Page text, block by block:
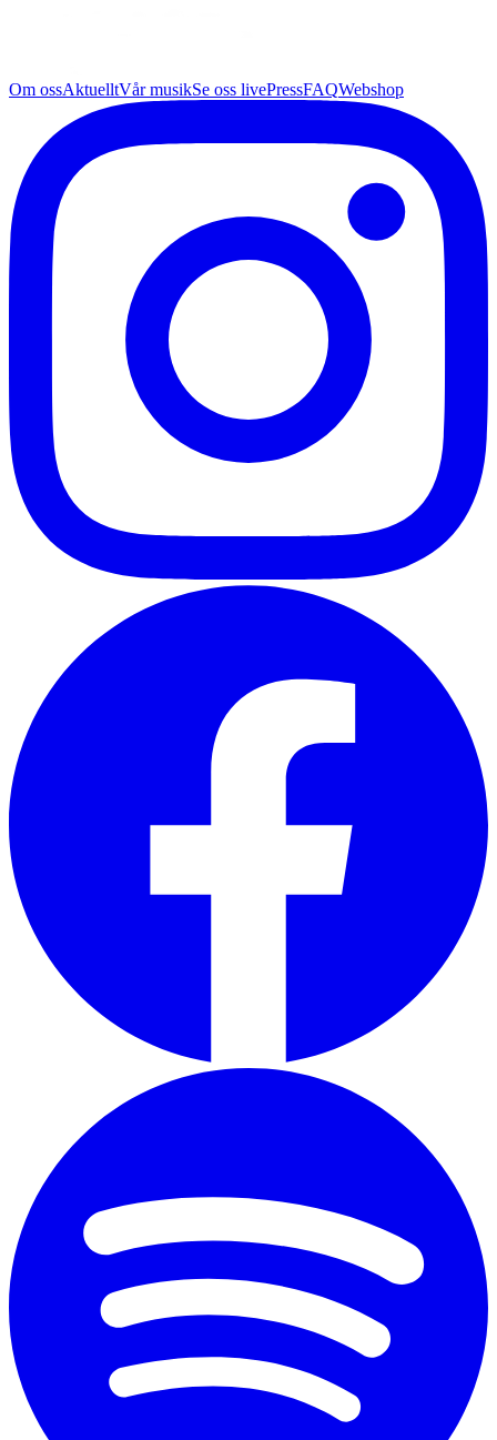
Om ossAktuelltVår musikSe oss livePressFAQWebshop